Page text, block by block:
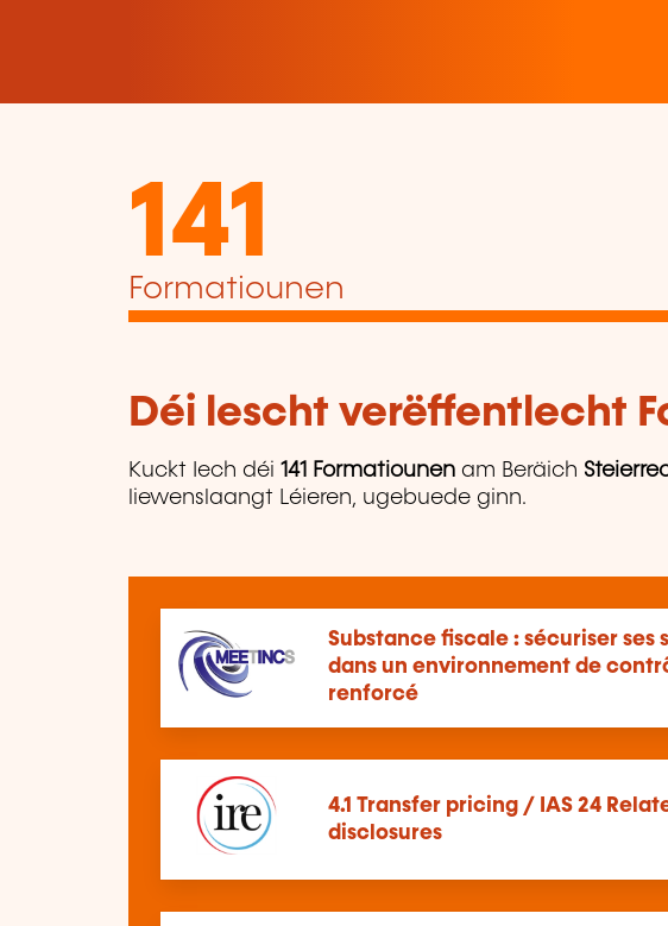
141
Formatiounen
Déi lescht verëffentlecht
Kuckt Iech déi 141 Formatiounen am Beräich
liewenslaangt Léieren, ugebuede ginn.
Substance fiscale : sécuriser ses
dans un environnement de
renforcé
4.1 Transfer pricing / IAS 24
disclosures